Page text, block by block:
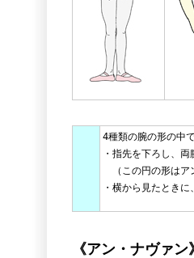
4種類の腕の形の中
・指先を下ろし、
（この円の形はア
・横から見たとき
《アン・ナヴァン